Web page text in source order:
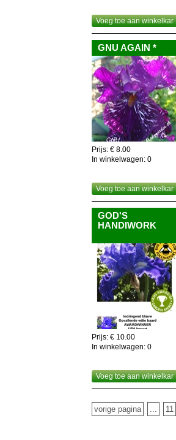
Voeg toe aan winkelkar
GNU AGAIN *
Prijs: € 8.00
In winkelwagen: 0
Voeg toe aan winkelkar
GOD'S
HANDIWORK
Prijs: € 10.00
In winkelwagen: 0
Voeg toe aan winkelkar
vorige pagina ... 11